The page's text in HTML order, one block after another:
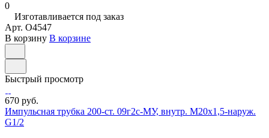
0
Изготавливается под заказ
Арт. O4547
В корзину В корзине
Быстрый просмотр
670 руб.
Импульсная трубка 200-ст. 09г2с-МУ, внутр. М20х1,5-наруж.
G1/2